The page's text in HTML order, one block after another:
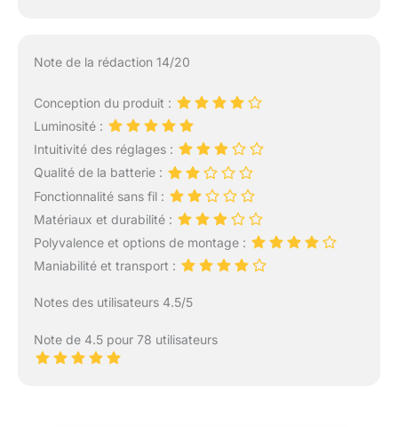
Note de la rédaction 14/20
Conception du produit :
Luminosité :
Intuitivité des réglages :
Qualité de la batterie :
Fonctionnalité sans fil :
Matériaux et durabilité :
Polyvalence et options de montage :
Maniabilité et transport :
Notes des utilisateurs 4.5/5
Note de 4.5 pour 78 utilisateurs